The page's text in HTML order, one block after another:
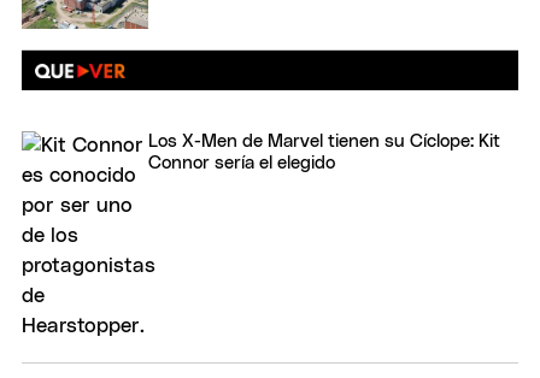
Los X-Men de Marvel tienen su Cíclope: Kit
Connor sería el elegido